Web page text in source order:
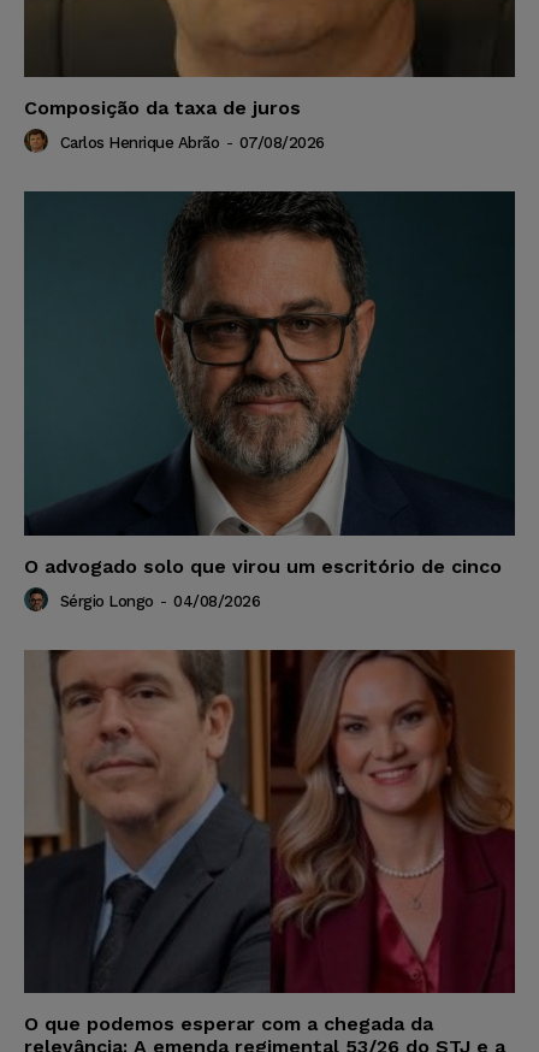
Composição da taxa de juros
Carlos Henrique Abrão - 07/08/2026
O advogado solo que virou um escritório de cinco
Sérgio Longo - 04/08/2026
O que podemos esperar com a chegada da
relevância: A emenda regimental 53/26 do STJ e a